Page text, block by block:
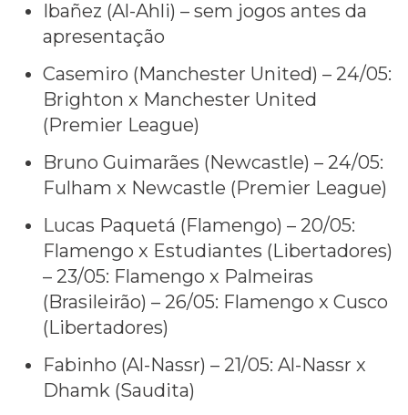
Ibañez (Al-Ahli) – sem jogos antes da
apresentação
Casemiro (Manchester United) – 24/05:
Brighton x Manchester United
(Premier League)
Bruno Guimarães (Newcastle) – 24/05:
Fulham x Newcastle (Premier League)
Lucas Paquetá (Flamengo) – 20/05:
Flamengo x Estudiantes (Libertadores)
– 23/05: Flamengo x Palmeiras
(Brasileirão) – 26/05: Flamengo x Cusco
(Libertadores)
Fabinho (Al-Nassr) – 21/05: Al-Nassr x
Dhamk (Saudita)